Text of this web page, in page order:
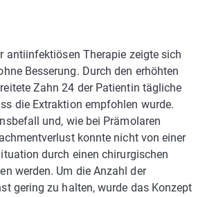
antiinfektiösen Therapie zeigte sich
Besserung. Durch den erhöhten
Zahn 24 der Patientin tägliche
die Extraktion empfohlen wurde.
und, wie bei Prämolaren
konnte nicht von einer
durch einen chirurgischen
werden. Um die Anzahl der
gering zu halten, wurde das Konzept